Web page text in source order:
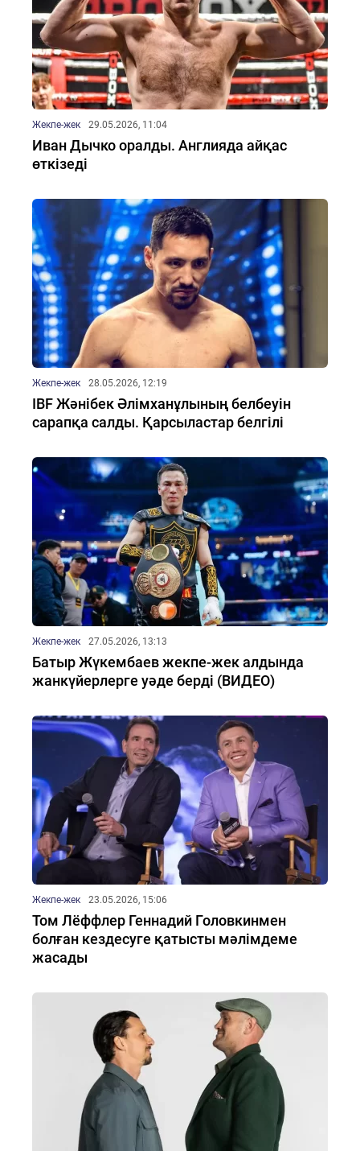
Жекпе-жек 29.05.2026, 11:04
Иван Дычко оралды. Англияда айқас
өткізеді
Жекпе-жек 28.05.2026, 12:19
IBF Жәнібек Әлімханұлының белбеуін
сарапқа салды. Қарсыластар белгілі
Жекпе-жек 27.05.2026, 13:13
Батыр Жүкембаев жекпе-жек алдында
жанкүйерлерге уәде берді (ВИДЕО)
Жекпе-жек 23.05.2026, 15:06
Том Лёффлер Геннадий Головкинмен
болған кездесуге қатысты мәлімдеме
жасады